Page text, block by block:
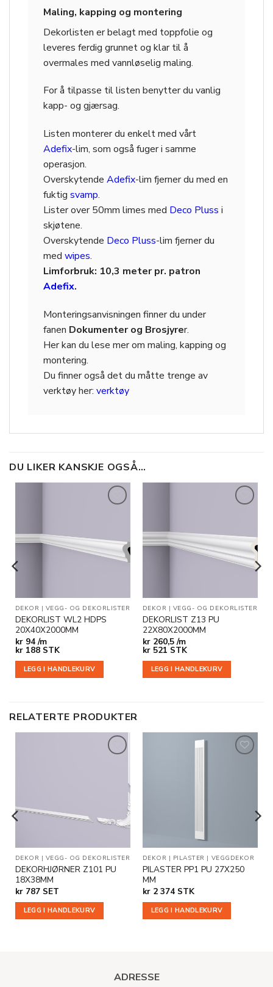
Maling, kapping og montering
Dekorlisten er belagt med toppfolie og
leveres ferdig grunnet og klar til å
overmales med vannløselig maling.
For å tilpasse til listen benytter du vanlig
kapp- og gjærsag.
Listen monterer du enkelt med vårt
Adefix-lim, som også fuger i samme
operasjon.
Overskytende Adefix-lim fjerner du med en
fuktig svamp.
Lister over 50mm limes med Deco Pluss i
skjøtene.
Overskytende Deco Pluss-lim fjerner du
med wipes.
Limforbruk: 10,3 meter pr. patron
Adefix.
Monteringsanvisningen finner du under
fanen Dokumenter og Brosjyrer.
Her kan du lese mer om maling, kapping og
montering.
Du finner også det du måtte trenge av
verktøy her: verktøy
DU LIKER KANSKJE OGSÅ…
ønskeliste
DEKOR | VEGG- OG DEKORLISTER
DEKORLIST WL2 HDPS
20X40X2000MM
kr94 /m
kr188 STK
LEGG I HANDLEKURV
i
ønskeliste
DEKOR | VEGG- OG DEKORLISTER
DEKORLIST Z13 PU
22X80X2000MM
kr260,5 /m
kr521 STK
LEGG I HANDLEKURV
RELATERTE PRODUKTER
DEKOR | VEGG- OG DEKORLISTER
DEKORHJØRNER Z101 PU
18X38MM
kr787 SET
LEGG I HANDLEKURV
DEKOR | PILASTER | VEGGDEKOR
PILASTER PP1 PU 27X250
MM
kr2 374 STK
LEGG I HANDLEKURV
ADRESSE